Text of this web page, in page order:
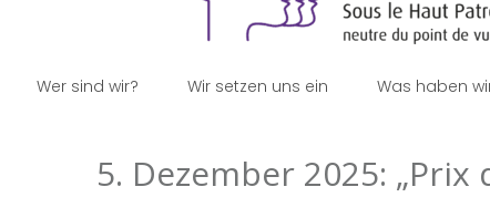
Wer sind wir? Wir setzen uns ein Was haben
5. Dezember 2025: